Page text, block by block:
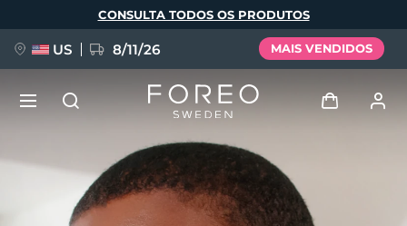
principal
CONSULTA TODOS OS PRODUTOS
US 8/11/26 MAIS VENDIDOS
Perfil de usuário
NOVIDADE
BREAKING NEWS
Idioma